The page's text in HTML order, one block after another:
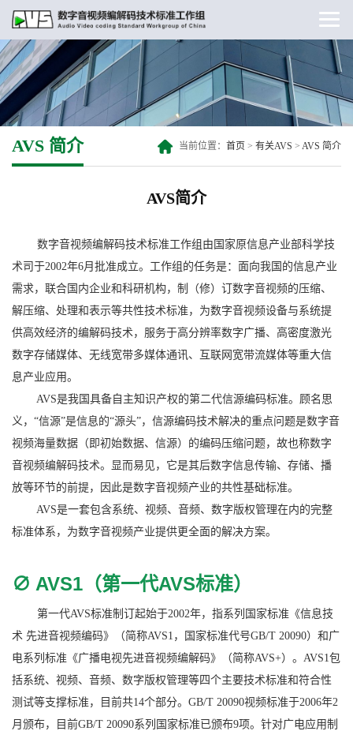
AVS 简介 当前位置： 首页 > 有关AVS > AVS 简介
AVS简介
数字音视频编解码技术标准工作组由国家原信息产业部科学技
术司于2002年6月批准成立。工作组的任务是：面向我国的信息产业
需求，联合国内企业和科研机构，制（修）订数字音视频的压缩、
解压缩、处理和表示等共性技术标准，为数字音视频设备与系统提
供高效经济的编解码技术，服务于高分辨率数字广播、高密度激光
数字存储媒体、无线宽带多媒体通讯、互联网宽带流媒体等重大信
息产业应用。
AVS是我国具备自主知识产权的第二代信源编码标准。顾名思
义，“信源”是信息的“源头”，信源编码技术解决的重点问题是数字音
视频海量数据（即初始数据、信源）的编码压缩问题，故也称数字
音视频编解码技术。显而易见，它是其后数字信息传输、存储、播
放等环节的前提，因此是数字音视频产业的共性基础标准。
AVS是一套包含系统、视频、音频、数字版权管理在内的完整
标准体系，为数字音视频产业提供更全面的解决方案。
∅ AVS1（第一代AVS标准）
第一代AVS标准制订起始于2002年，指系列国家标准《信息技
术 先进音视频编码》（简称AVS1，国家标准代号GB/T 20090）和广
电系列标准《广播电视先进音视频编解码》（简称AVS+）。AVS1包
括系统、视频、音频、数字版权管理等四个主要技术标准和符合性
测试等支撑标准，目前共14个部分。GB/T 20090视频标准于2006年2
月颁布，目前GB/T 20090系列国家标准已颁布9项。针对广电应用制